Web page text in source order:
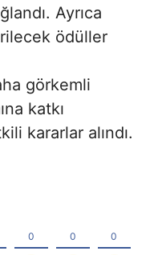
Ayrıca
ödüller
görkemli
katkı
kararlar alındı.